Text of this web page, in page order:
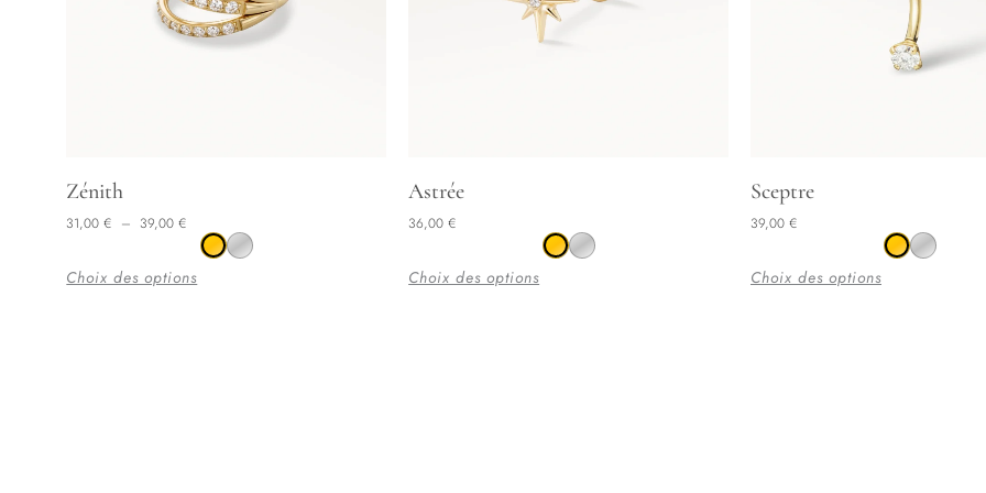
Zénith
31,00€ – 39,00€
Choix des options
Ce
produit
plusieurs
Astrée
36,00€
Choix des options
Ce
produit
plusieurs
Sceptre
39,00 €
Choix des options
Ce
produit
plusieurs